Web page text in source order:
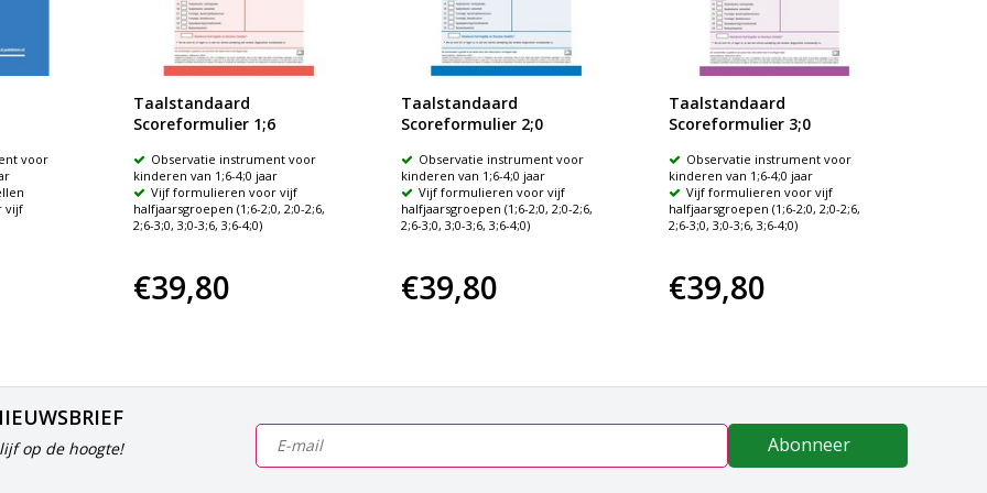
voor
vijf
Taalstandaard
Scoreformulier 1;6
Observatie instrument voor
kinderen van 1;6-4;0 jaar
Vijf formulieren voor vijf
halfjaarsgroepen (1;6-2;0, 2;0-2;6,
2;6-3;0, 3;0-3;6, 3;6-4;0)
€39,80
Taalstandaard
Scoreformulier 2;0
Observatie instrument voor
kinderen van 1;6-4;0 jaar
Vijf formulieren voor vijf
halfjaarsgroepen (1;6-2;0, 2;0-2;6,
2;6-3;0, 3;0-3;6, 3;6-4;0)
€39,80
Taalstandaard
Scoreformulier 3;0
Observatie instrument voor
kinderen van 1;6-4;0 jaar
Vijf formulieren voor vijf
halfjaarsgroepen (1;6-2;0, 2;0-2;6,
2;6-3;0, 3;0-3;6, 3;6-4;0)
€39,80
op de hoogte! Abonneer